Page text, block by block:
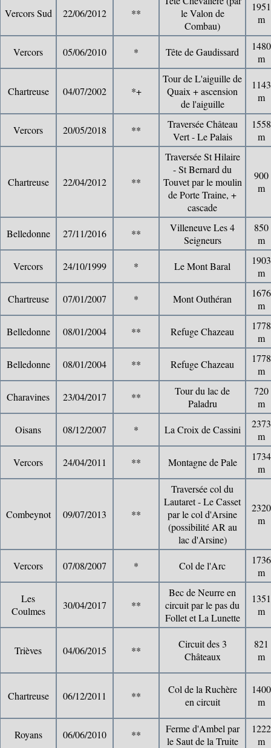
Vercors Sud 22/06/2012 **
le Valon de
Combau)
1951
m
Vercors 05/06/2010 * Tête de Gaudissard
1480
m
Chartreuse 04/07/2002 *+
Tour de L'aiguille de
Quaix + ascension
de l'aiguille
1143
m
Vercors 20/05/2018 **
Traversée Château
Vert - Le Palais
1558
m
Chartreuse 22/04/2012 **
Traversée St Hilaire
- St Bernard du
Touvet par le moulin
de Porte Traine, +
cascade
900
m
Belledonne 27/11/2016 **
Villeneuve Les 4
Seigneurs
850
m
Vercors 24/10/1999 * Le Mont Baral
1903
m
Chartreuse 07/01/2007 * Mont Outhéran
1676
m
Belledonne 08/01/2004 ** Refuge Chazeau
1778
m
Belledonne 08/01/2004 ** Refuge Chazeau
1778
m
Charavines 23/04/2017 **
Tour du lac de
Paladru
720
m
Oisans 08/12/2007 * La Croix de Cassini
2373
m
Vercors 24/04/2011 ** Montagne de Pale
1734
m
Combeynot 09/07/2013 **
Traversée col du
Lautaret - Le Casset
par le col d'Arsine
(possibilité AR au
lac d'Arsine)
2320
m
Vercors 07/08/2007 * Col de l'Arc
1736
m
Les
Coulmes
30/04/2017 **
Bec de Neurre en
circuit par le pas du
Follet et La Lunette
1351
m
Trièves 04/06/2015 **
Circuit des 3
Châteaux
821
m
Chartreuse 06/12/2011 **
Col de la Ruchère
en circuit
1400
m
Royans 06/06/2010 **
Ferme d'Ambel par
le Saut de la Truite
1222
m